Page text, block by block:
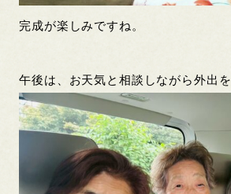
完成が楽しみですね。
午後は、お天気と相談しながら外出を